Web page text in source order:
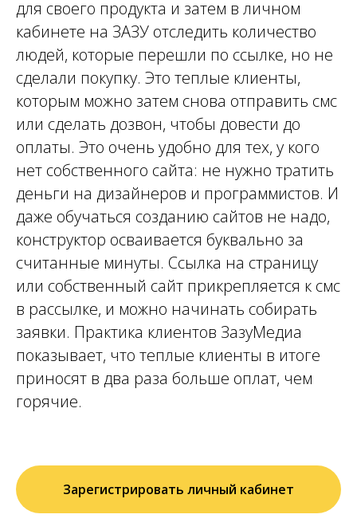
для своего продукта и затем в личном
кабинете на ЗАЗУ отследить количество
людей, которые перешли по ссылке, но не
сделали покупку. Это теплые клиенты,
которым можно затем снова отправить смс
или сделать дозвон, чтобы довести до
оплаты. Это очень удобно для тех, у кого
нет собственного сайта: не нужно тратить
деньги на дизайнеров и программистов. И
даже обучаться созданию сайтов не надо,
конструктор осваивается буквально за
считанные минуты. Ссылка на страницу
или собственный сайт прикрепляется к смс
в рассылке, и можно начинать собирать
заявки. Практика клиентов ЗазуМедиа
показывает, что теплые клиенты в итоге
приносят в два раза больше оплат, чем
горячие.
Зарегистрировать личный кабинет